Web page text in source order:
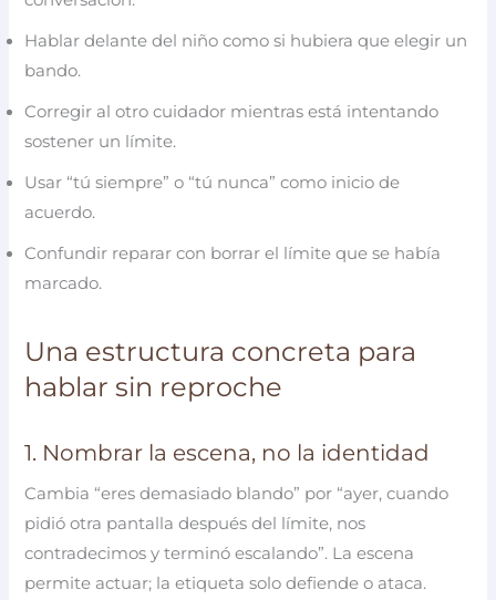
Hablar delante del niño como si hubiera que elegir un
bando.
Corregir al otro cuidador mientras está intentando
sostener un límite.
Usar “tú siempre” o “tú nunca” como inicio de
acuerdo.
Confundir reparar con borrar el límite que se había
marcado.
Una estructura concreta para
hablar sin reproche
1. Nombrar la escena, no la identidad
Cambia “eres demasiado blando” por “ayer, cuando
pidió otra pantalla después del límite, nos
contradecimos y terminó escalando”. La escena
permite actuar; la etiqueta solo defiende o ataca.